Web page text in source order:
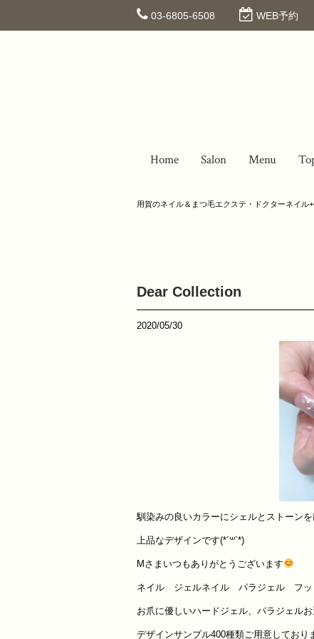
03-6805-6508 WEB予約
Home Salon Menu
用賀のネイル＆まつ毛エクステ・ドクターネイル
Dear Collection
2020/05/30
馴染みの良いカラーにシェルとストーン
上品なデザインです(*´꒳`*)
Mさまいつもありがとうございます
ネイル ジェルネイル パラジェル フ
お爪に優しいハードジェル、パラジェルお
デザインサンプル400種類ご用意しており